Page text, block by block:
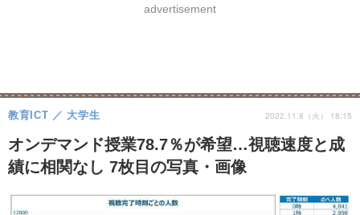
8月開催学校説明会・相談会
advertisement
オンデマンド授業78.7％が希望…視聴速度と成
績に相関なし 7枚目の写真・画像
教育ICT 大学生 2022.11.8（火） 18:15